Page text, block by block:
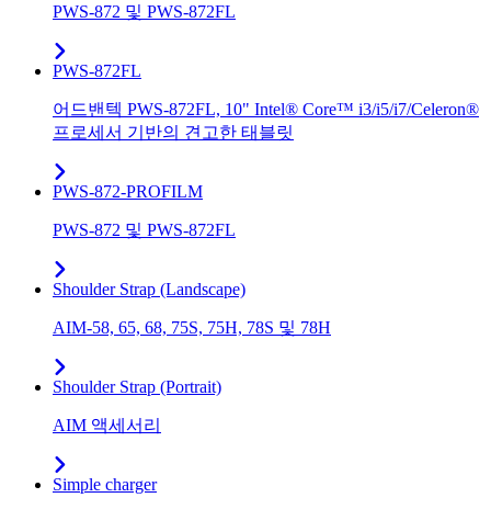
PWS-872 및 PWS-872FL
PWS-872FL
어드밴텍 PWS-872FL, 10" Intel® Core™ i3/i5/i7/Celeron®
프로세서 기반의 견고한 태블릿
PWS-872-PROFILM
PWS-872 및 PWS-872FL
Shoulder Strap (Landscape)
AIM-58, 65, 68, 75S, 75H, 78S 및 78H
Shoulder Strap (Portrait)
AIM 액세서리
Simple charger